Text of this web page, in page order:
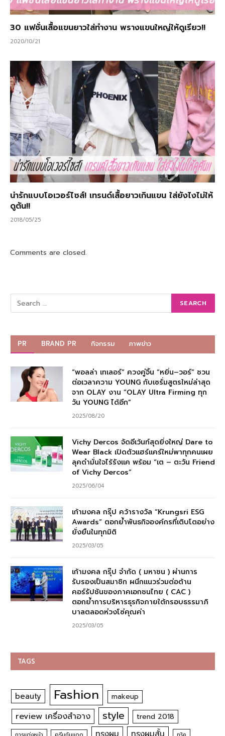
30 แฟชั่นเสื้อแขนยาวใส่ทำงาน พรางแขนใหญ่ให้ดูเรียว!!
2020/10/21
น่ารักแบบโอเวอร์ไซส์! เทรนด์เสื้อยาวเกินแขน ใส่ยังไงไม่ให้
ดูตัน!!
2018/05/25
Comments are closed.
PR BRAND PR กิจกรรม ภาพข่าว
“พอลล่า เทเลอร์” ควงคู่จิ้น “หยิ่น–วอร์” ชวน
ต่อเวลาความ YOUNG กับเซรั่มสูตรใหม่ล่าสุด
จาก OLAY งาน “OLAY Ultra Firming ทุก
วัน YOUNG ได้อีก”
2025/08/20
Vichy Dercos จัดอีเว้นท์สุดยิ่งใหญ่ Dare to
Wear Black เปิดตัวแฮร์แคร์ใหม่พาทุกคนเผย
ลุคดำมั่นใจไร้รังแค พร้อม “เต – ตะวัน Friend
of Vichy Dercos”
2025/06/04
เก้ามงคล กรุ๊ป คว้ารางวัล “Krungsri ESG
Awards” ตอกย้ำพันธกิจองค์กรที่เติบโตอย่าง
ยั่งยืนในทุกมิติ
2025/03/05
เก้ามงคล กรุ๊ป จำกัด ( มหาชน ) ผ่านการ
รับรองเป็นสมาชิก ผนึกแนวร่วมต่อต้าน
คอร์รัปชันของภาคเอกชนไทย ( CAC )
ตอกย้ำการบริหารธุรกิจภายใต้กรอบธรรมาภิ
บาลตลอดห่วงโซ่คุณค่า
2025/03/05
TAGS
beauty Fashion makeup
review เครื่องสำอาง style trend 2018